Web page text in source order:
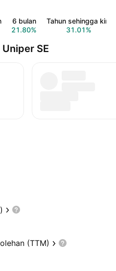
6 bulan
21.80%
Tahun sehingga kini
31.01%
SE
(TTM)